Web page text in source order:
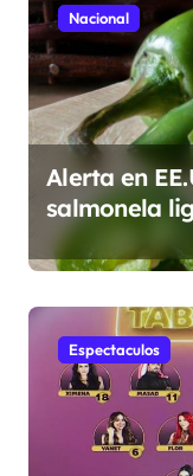
Nacional
Alerta en
salmonela
mexicanos;
casos
Espectaculos